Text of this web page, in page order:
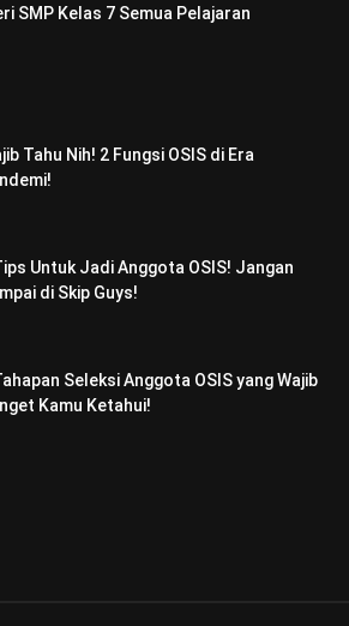
SMP Kelas 7 Semua Pelajaran
Tahu Nih! 2 Fungsi OSIS di Era
Untuk Jadi Anggota OSIS! Jangan
di Skip Guys!
Seleksi Anggota OSIS yang Wajib
Kamu Ketahui!